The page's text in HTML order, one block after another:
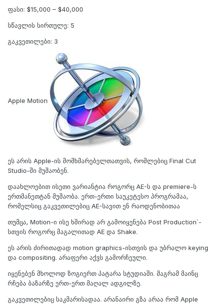
ფასი: $15,000 – $40,000
სწავლის სირთულე: 5
გაკვეთილები: 3
Apple Motion
ეს არის Apple-ის მომხმარებელთათვის, რომლებიც Final Cut
Studio-ში მუშაობენ.
დაახლოებით ისეთი ვარიანტია როგორც AE-ს და premiere-ს
ერთმანეთტან მუშაობა. ერთ-ერთი საუკეტესო პროგრამაა,
რომელსიც გაკვეთილებიც AE-სავით ენ რაოდენობითაა
თუმცა, Motion-ი ისე ხშირად არ გამოიყენება Post Production`-
სთვის როგორც მაგალითად AE და Shake.
ეს არის ძირითადად motion graphics-ისთვის და უბრალო keying
და compositing. არაფერი აქვს გამორჩეული.
იყენებენ მხოლოდ ზოგიერთ პატარა სტუდიაში. მაგრამ მაინც
რჩება ბაზარზე ერთ-ერთ მაღალ ადგილზე.
გაკვეთილებიც საკმარისადაა. არანაირი გზა არაა რომ Apple